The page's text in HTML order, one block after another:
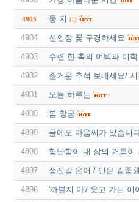
4905 둥 지 (1)
4904 선인장 꽃 구경하세요
4903 수련 한 촉의 여백과 미학
4902 즐거운 추석 보네세요/
4901 오늘 하루는
4900 봄 창궁
4899 글에도 마음씨가 있습니
4898 험난함이 내 삶의 거름이
4897 섬진강 은어 / 만은 김종
4896 '까불지 마'/ 웃고 가는 이